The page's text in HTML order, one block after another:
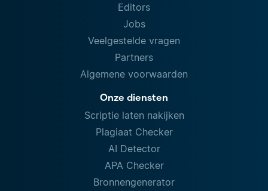
Editors
Jobs
Veelgestelde vragen
Partners
Algemene voorwaarden
Onze diensten
Scriptie laten nakijken
Plagiaat Checker
AI Detector
APA Checker
Bronnengenerator